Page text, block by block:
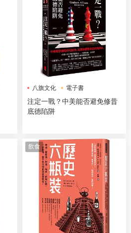
八旗文化 電子書
注定一戰？中美能否避免修昔
底德陷阱
飲食